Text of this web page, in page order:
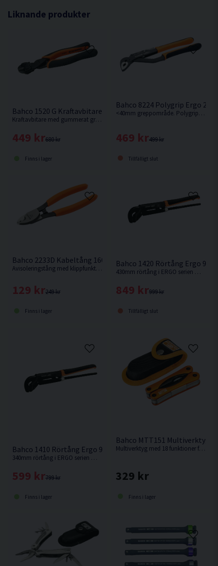
Liknande produkter
Bahco 1520 G Kraftavbitare 208mm
Kraftavbitare med gummerat grepp från Bahco.
680 kr
449 kr
Finns i lager
Bahco 8224 Polygrip Ergo
<40mm greppområde. Polygrip från Bahco i Ergo serien.
499 kr
469 kr
Tillfälligt slut
Bahco 2233D Kabeltång 160mm
Avisoleringstång med klippfunktion och PVC-överdragna handtag för koppar- och aluminiumkablar.
249 kr
129 kr
Finns i lager
Bahco 1420 Rörtång Ergo 90°
430mm rörtång i ERGO serien med 70mm greppvidd .
999 kr
849 kr
Tillfälligt slut
Bahco 1410 Rörtång Ergo 90° <50mm
340mm rörtång i ERGO serien med 50mm greppvidd .
799 kr
599 kr
Finns i lager
Bahco MTT151 Multiverktyg
Multiverktyg med 18 funktioner från Bahco.
329 kr
Finns i lager